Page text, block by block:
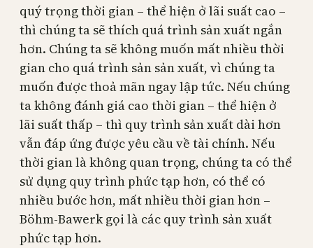
quý trọng thời gian – thể hiện ở lãi suất cao –
thì chúng ta sẽ thích quá trình sản xuất ngắn
hơn. Chúng ta sẽ không muốn mất nhiều thời
gian cho quá trình sản sản xuất, vì chúng ta
muốn được thoả mãn ngay lập tức. Nếu chúng
ta không đánh giá cao thời gian – thể hiện ở
lãi suất thấp – thì quy trình sản xuất dài hơn
vẫn đáp ứng được yêu cầu về tài chính. Nếu
thời gian là không quan trọng, chúng ta có thể
sử dụng quy trình phức tạp hơn, có thể có
nhiều bước hơn, mất nhiều thời gian hơn –
Böhm-Bawerk gọi là các quy trình sản xuất
phức tạp hơn.